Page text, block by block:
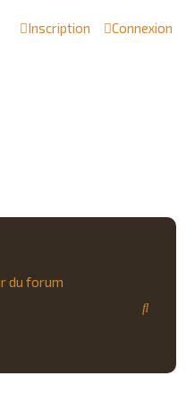
Connexion
Inscription
du forum
R